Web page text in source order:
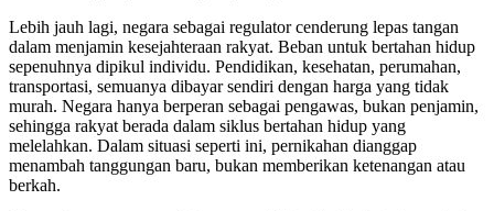
Lebih jauh lagi, negara sebagai regulator cenderung lepas tangan
dalam menjamin kesejahteraan rakyat. Beban untuk bertahan hidup
sepenuhnya dipikul individu. Pendidikan, kesehatan, perumahan,
transportasi, semuanya dibayar sendiri dengan harga yang tidak
murah. Negara hanya berperan sebagai pengawas, bukan penjamin,
sehingga rakyat berada dalam siklus bertahan hidup yang
melelahkan. Dalam situasi seperti ini, pernikahan dianggap
menambah tanggungan baru, bukan memberikan ketenangan atau
berkah.